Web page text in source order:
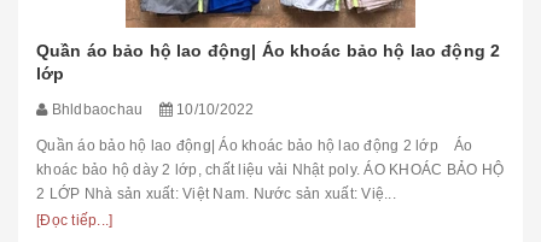
Quần áo bảo hộ lao động| Áo khoác bảo hộ lao động 2
lớp
Bhldbaochau 10/10/2022
Quần áo bảo hộ lao động| Áo khoác bảo hộ lao động 2 lớp Áo
khoác bảo hộ dày 2 lớp, chất liệu vải Nhật poly. ÁO KHOÁC BẢO HỘ
2 LỚP Nhà sản xuất: Việt Nam. Nước sản xuất: Việ...
[Đọc tiếp...]